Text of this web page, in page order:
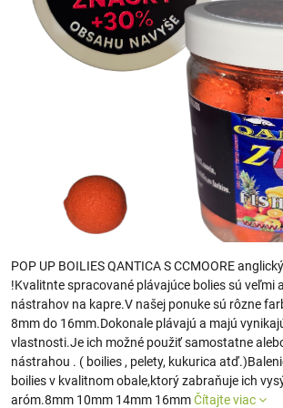
POP UP BOILIES QANTICA S CCMOORE
!Kvalitnte spracované plávajúce bolies sú veľmi
nástrahov na kapre.V našej ponuke sú rôzne
8mm do 16mm.Dokonale plávajú a majú
vlastnosti.Je ich možné použiť samostatne
nástrahou . ( boilies , pelety, kukurica
boilies v kvalitnom obale,ktorý zabraňuje ich
aróm.8mm 10mm 14mm 16mmČítajte viac